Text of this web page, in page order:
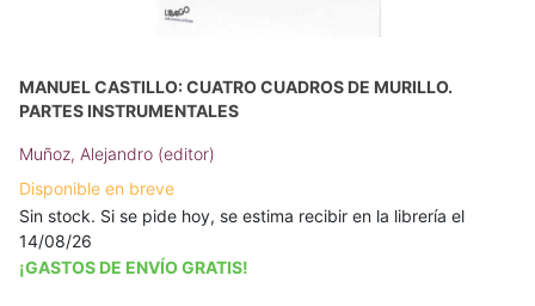
MANUEL CASTILLO: CUATRO CUADROS DE MURILLO.
PARTES INSTRUMENTALES
Muñoz, Alejandro (editor)
Disponible en breve
Sin stock. Si se pide hoy, se estima recibir en la librería el
14/08/26
¡GASTOS DE ENVÍO GRATIS!